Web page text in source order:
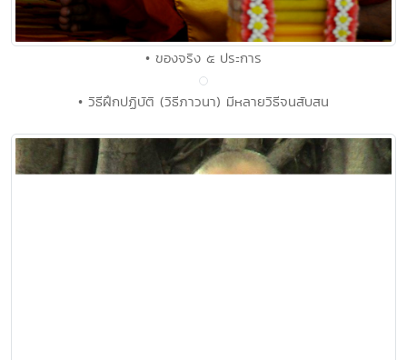
• ของจริง ๕ ประการ
• วิธีฝึกปฏิบัติ (วิธีภาวนา) มีหลายวิธีจนสับสน